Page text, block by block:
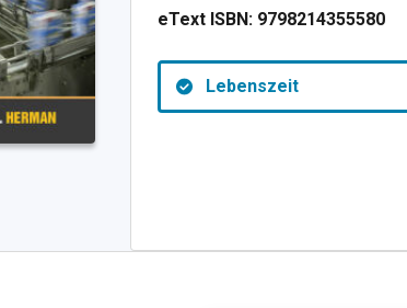
eText ISBN: 9798214355580
Lebenszeit